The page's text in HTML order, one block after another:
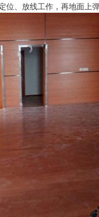
、放线工作，再地面上